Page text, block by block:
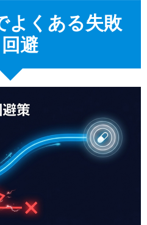
よくある失敗
避